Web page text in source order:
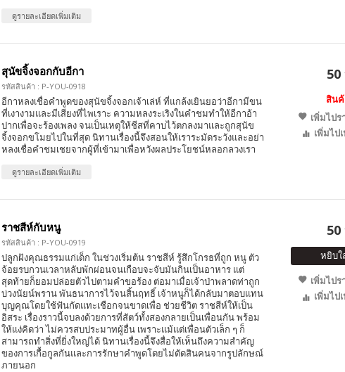
ดูรายละเอียดเพิ่มเติม
สุนัขจิ้งจอกกับอีกา
รหัสสินค้า : P-YOU-0918
อีกาหลงเชื่อคำพูดของสุนัขจิ้งจอกเจ้าเล่ห์ ที่แกล้งเยินยอว่าอีกามีขน
ที่เงางามและมีเสียงที่ไพเราะ ความหลงระเริงในคำชมทำให้อีกาอ้า
ปากเพื่อจะร้องเพลง จนเป็นเหตุให้ชีสที่คาบไว้ตกลงมาและถูกสุนัข
จิ้งจอกขโมยไปในที่สุด นิทานเรื่องนี้จึงสอนให้เราระมัดระวังและอย่า
หลงเชื่อคำชมเชยจากผู้ที่เข้ามาเพื่อหวังผลประโยชน์หลอกลวงเรา
ดูรายละเอียดเพิ่มเติม
50
สิน
เพิ่มไปร
เพิ่มไป
ราชสีห์กับหนู
รหัสสินค้า : P-YOU-0919
ปลูกฝังคุณธรรมแก่เด็ก ในช่วงเริ่มต้น ราชสีห์ รู้สึกโกรธที่ถูก หนู ตัว
จ้อยรบกวนเวลาหลับพักผ่อนจนเกือบจะจับมันกินเป็นอาหาร แต่
สุดท้ายก็ยอมปล่อยตัวไปตามคำขอร้อง ต่อมาเมื่อเจ้าป่าพลาดท่าถูก
บ่วงนัยน์พราน พันธนาการไว้จนสิ้นฤทธิ์ เจ้าหนูก็ได้กลับมาตอบแทน
บุญคุณโดยใช้ฟันกัดแทะเชือกจนขาดเพื่อ ช่วยชีวิต ราชสีห์ให้เป็น
อิสระ เรื่องราวนี้จบลงด้วยการที่สัตว์ทั้งสองกลายเป็นเพื่อนกัน พร้อม
ให้แง่คิดว่า ไม่ควรสบประมาทผู้อื่น เพราะแม้แต่เพื่อนตัวเล็ก ๆ ก็
สามารถทำสิ่งที่ยิ่งใหญ่ได้ นิทานเรื่องนี้จึงสื่อให้เห็นถึงความสำคัญ
ของการเกื้อกูลกันและการรักษาคำพูดโดยไม่ตัดสินคนจากรูปลักษณ์
ภายนอก
50
หยิบใ
เพิ่มไปร
เพิ่มไป